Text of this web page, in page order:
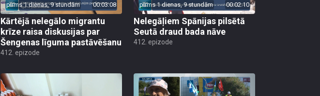
pirms 1 dienas, 9 stundām 00:03:08
Kārtējā nelegālo migrantu
krīze raisa diskusijas par
Šengenas līguma pastāvēšanu
412. epizode
pirms 1 dienas, 9 stundām 00:02:10
Nelegāļiem Spānijas pilsētā
Seutā draud bada nāve
412. epizode